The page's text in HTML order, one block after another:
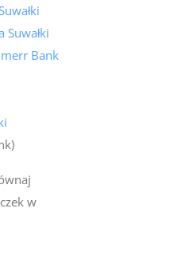
Suwałki
Bank
w